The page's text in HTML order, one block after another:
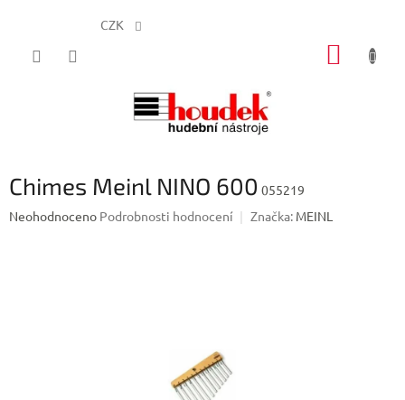
CZK
Chimes Meinl NINO 600 055219
Průměrné
Neohodnoceno Podrobnosti hodnocení Značka: MEINL